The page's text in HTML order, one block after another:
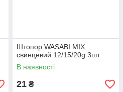
Штопор WASABI MIX
свинцевий 12/15/20g 3шт
В наявності
21 ₴